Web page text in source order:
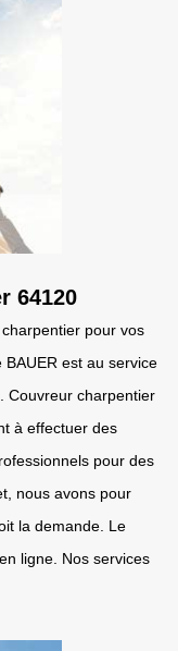
64120
pour vos
BAUER est au service
Couvreur charpentier
à effectuer des
pour des
nous avons pour
la demande. Le
ligne. Nos services